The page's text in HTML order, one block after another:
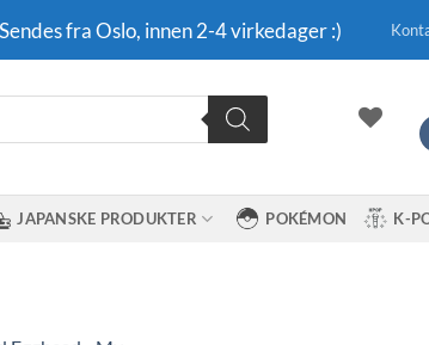
fra Oslo, innen 2-4 virkedager :)
JAPANSKE PRODUKTER POKÉMON K-